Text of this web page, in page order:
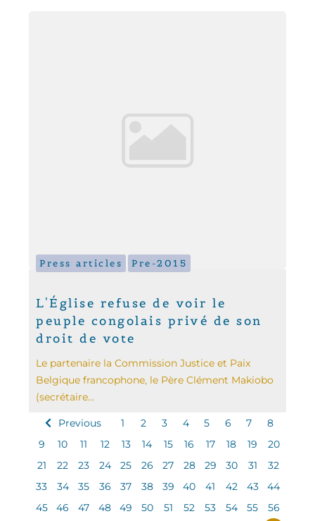
Press articles Pre-2015
L'Église refuse de voir le
peuple congolais privé de son
droit de vote
Le partenaire la Commission Justice et Paix
Belgique francophone, le Père Clément Makiobo
(secrétaire...
Previous 1 2 3 4 5 6 7
8
9
10 11 12 13 14 15 16 17 18 19
20
21
22 23 24 25 26 27 28 29 30 31
32
33
34 35 36 37 38 39 40 41 42 43
44
45
46 47 48 49 50 51 52 53 54 55
56